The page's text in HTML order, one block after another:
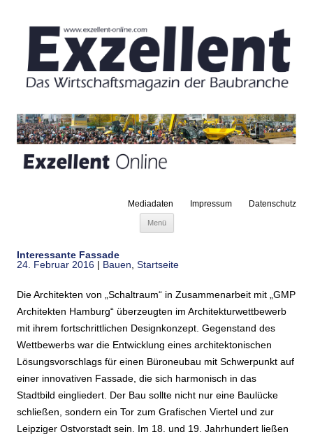
Mediadaten Impressum Datenschutz
Menü
Interessante Fassade
24. Februar 2016 | Bauen Startseite
Die Architekten von „Schaltraum“ in Zusammenarbeit mit „GMP
Architekten Hamburg“ überzeugten im Architekturwettbewerb
mit ihrem fortschrittlichen Designkonzept. Gegenstand des
Wettbewerbs war die Entwicklung eines architektonischen
Lösungsvorschlags für einen Büroneubau mit Schwerpunkt auf
einer innovativen Fassade, die sich harmonisch in das
Stadtbild eingliedert. Der Bau sollte nicht nur eine Baulücke
schließen, sondern ein Tor zum Grafischen Viertel und zur
Leipziger Ostvorstadt sein. Im 18. und 19. Jahrhundert ließen